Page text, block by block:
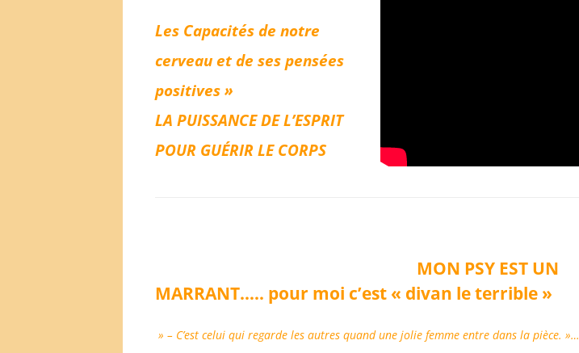
Les Capacités de notre
cerveau et de ses pensées
positives »
LA PUISSANCE DE L’ESPRIT
POUR GUÉRIR LE CORPS
MON PSY EST UN
MARRANT….. pour moi c’est « divan le terrible »
» – C’est celui qui regarde les autres quand une jolie femme entre dans la pièce. »…